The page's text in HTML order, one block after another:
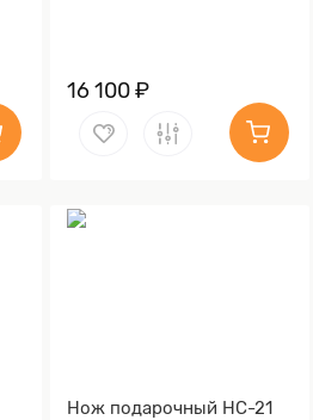
16 100 ₽
Нож подарочный НС-21